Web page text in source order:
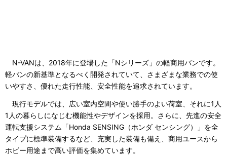
N-VANは、2018年に登場した「Nシリーズ」の軽商用バンです。
軽バンの新基準となるべく開発されていて、さまざまな業務での使
いやすさ、優れた走行性能、安全性能を追求されています。
現行モデルでは、広い室内空間や使い勝手のよい荷室、それに1人
1人の暮らしになじむ機能性やデザインを採用。さらに、先進の安全
運転支援システム「Honda SENSING（ホンダ センシング）」を全
タイプに標準装備するなど、充実した装備も備え、商用ユースから
ホビー用途まで高い評価を集めています。